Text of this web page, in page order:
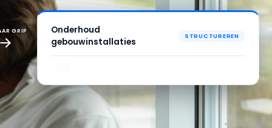
GRIP
Onderhoud
STRUCTUREREN
TechniServ B.V.
EN NU BEGINT HET MANAGEN